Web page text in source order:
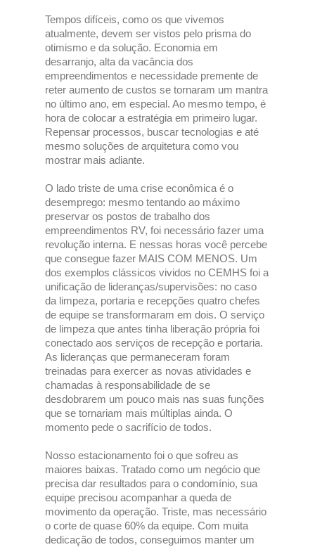
Tempos difíceis, como os que vivemos
atualmente, devem ser vistos pelo prisma do
otimismo e da solução. Economia em
desarranjo, alta da vacância dos
empreendimentos e necessidade premente de
reter aumento de custos se tornaram um mantra
no último ano, em especial. Ao mesmo tempo, é
hora de colocar a estratégia em primeiro lugar.
Repensar processos, buscar tecnologias e até
mesmo soluções de arquitetura como vou
mostrar mais adiante.
O lado triste de uma crise econômica é o
desemprego: mesmo tentando ao máximo
preservar os postos de trabalho dos
empreendimentos RV, foi necessário fazer uma
revolução interna. E nessas horas você percebe
que consegue fazer MAIS COM MENOS. Um
dos exemplos clássicos vividos no CEMHS foi a
unificação de lideranças/supervisões: no caso
da limpeza, portaria e recepções quatro chefes
de equipe se transformaram em dois. O serviço
de limpeza que antes tinha liberação própria foi
conectado aos serviços de recepção e portaria.
As lideranças que permaneceram foram
treinadas para exercer as novas atividades e
chamadas à responsabilidade de se
desdobrarem um pouco mais nas suas funções
que se tornariam mais múltiplas ainda. O
momento pede o sacrifício de todos.
Nosso estacionamento foi o que sofreu as
maiores baixas. Tratado como um negócio que
precisa dar resultados para o condomínio, sua
equipe precisou acompanhar a queda de
movimento da operação. Triste, mas necessário
o corte de quase 60% da equipe. Com muita
dedicação de todos, conseguimos manter um